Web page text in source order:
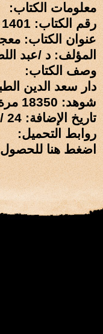
معلومات الكتاب:
رقم الكتاب: 1401
عنوان الكتاب:
المؤلف: د /عبد
وصف الكتاب:
دار سعد الدين الطبعة 1 1422هـ /
شوهد: 18350 مرة
تاريخ الإضافة: 24 / ربيع الأول / 1429 هـ الموافق 30 / مارس / 2008 م
روابط التحميل:
اضغط هنا